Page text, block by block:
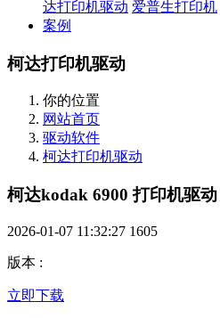
达打印机驱动 爱普生打印机
案例
柯达打印机驱动
你的位置
网站首页
驱动软件
柯达打印机驱动
柯达kodak 6900 打印机驱
2026-01-07 11:32:27 1605
版本 :
立即下载